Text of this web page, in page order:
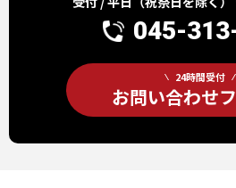
045-
24時間受付
お問い合わせ